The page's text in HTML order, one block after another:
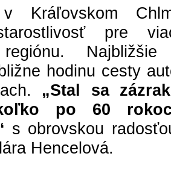
v Kráľovskom
pre
hodinu cesty
„Stal sa
po 60
s obrovskou
Hencelová.